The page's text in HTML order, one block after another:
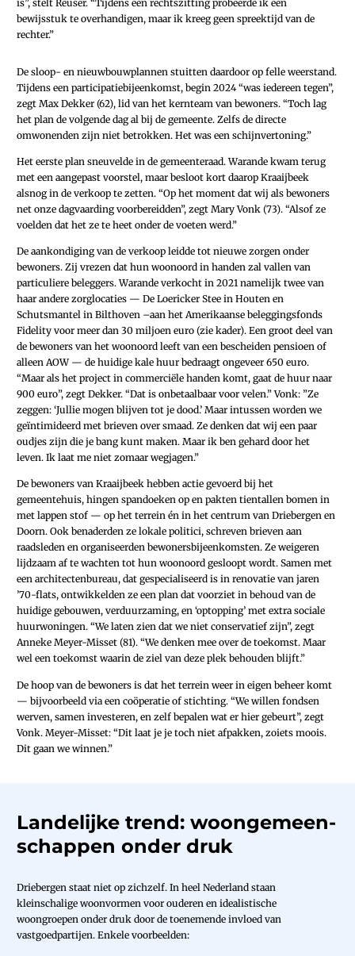
is”, stelt Reuser. “Tijdens een rechtszitting probeerde ik een
bewijsstuk te overhandigen, maar ik kreeg geen spreektijd van de
rechter.”
De sloop- en nieuwbouwplannen stuitten daardoor op felle weerstand.
Tijdens een participatiebijeenkomst, begin 2024 “was iedereen tegen”,
zegt Max Dekker (62), lid van het kernteam van bewoners. “Toch lag
het plan de volgende dag al bij de gemeente. Zelfs de directe
omwonenden zijn niet betrokken. Het was een schijnvertoning.”
Het eerste plan sneuvelde in de gemeenteraad. Warande kwam terug
met een aangepast voorstel, maar besloot kort daarop Kraaijbeek
alsnog in de verkoop te zetten. “Op het moment dat wij als bewoners
net onze dagvaarding voorbereidden”, zegt Mary Vonk (73). “Alsof ze
voelden dat het ze te heet onder de voeten werd.”
De aankondiging van de verkoop leidde tot nieuwe zorgen onder
bewoners. Zij vrezen dat hun woonoord in handen zal vallen van
particuliere beleggers. Warande verkocht in 2021 namelijk twee van
haar andere zorglocaties — De Loericker Stee in Houten en
Schutsmantel in Bilthoven –aan het Amerikaanse beleggingsfonds
Fidelity voor meer dan 30 miljoen euro (zie kader). Een groot deel van
de bewoners van het woonoord leeft van een bescheiden pensioen of
alleen AOW — de huidige kale huur bedraagt ongeveer 650 euro.
“Maar als het project in commerciële handen komt, gaat de huur naar
900 euro”, zegt Dekker. “Dat is onbetaalbaar voor velen.” Vonk: ”Ze
zeggen: ‘Jullie mogen blijven tot je dood.’ Maar intussen worden we
geïntimideerd met brieven over smaad. Ze denken dat wij een paar
oudjes zijn die je bang kunt maken. Maar ik ben gehard door het
leven. Ik laat me niet zomaar wegjagen.”
De bewoners van Kraaijbeek hebben actie gevoerd bij het
gemeentehuis, hingen spandoeken op en pakten tientallen bomen in
met lappen stof — op het terrein én in het centrum van Driebergen en
Doorn. Ook benaderden ze lokale politici, schreven brieven aan
raadsleden en organiseerden bewonersbijeenkomsten. Ze weigeren
lijdzaam af te wachten tot hun woonoord gesloopt wordt. Samen met
een architectenbureau, dat gespecialiseerd is in renovatie van jaren
’70-flats, ontwikkelden ze een plan dat voorziet in behoud van de
huidige gebouwen, verduurzaming, en ‘optopping’ met extra sociale
huurwoningen. “We laten zien dat we niet conservatief zijn”, zegt
Anneke Meyer-Misset (81). “We denken mee over de toekomst. Maar
wel een toekomst waarin de ziel van deze plek behouden blijft.”
De hoop van de bewoners is dat het terrein weer in eigen beheer komt
— bijvoorbeeld via een coöperatie of stichting. “We willen fondsen
werven, samen investeren, en zelf bepalen wat er hier gebeurt”, zegt
Vonk. Meyer-Misset: “Dit laat je je toch niet afpakken, zoiets moois.
Dit gaan we winnen.”
Landelijke trend: ­woon­gemeen­
schappen onder druk
Driebergen staat niet op zichzelf. In heel Nederland staan
kleinschalige woonvormen voor ouderen en idealistische
woongroepen onder druk door de toenemende invloed van
vastgoedpartijen. Enkele voorbeelden: